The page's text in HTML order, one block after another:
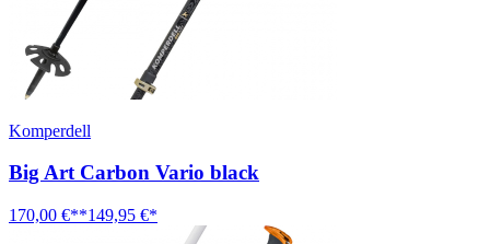
Komperdell
Big Art Carbon Vario black
170,00 €**149,95 €*